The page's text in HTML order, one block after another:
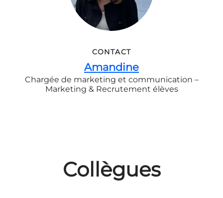
CONTACT
Amandine
Chargée de marketing et communication –
Marketing & Recrutement élèves
Collègues